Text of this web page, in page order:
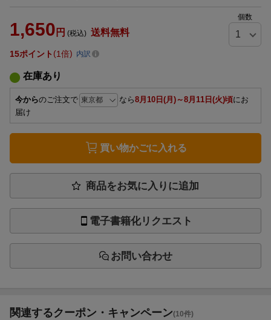
1,650 円 (税込) 送料無料
個数
15ポイント 1倍 内訳
在庫あり
今からのご注文で なら8月10日(月)～8月11日(火)頃にお
届け
買い物かごに入れる
商品をお気に入りに追加
電子書籍化リクエスト
お問い合わせ
関連するクーポン・キャンペーン(10件)